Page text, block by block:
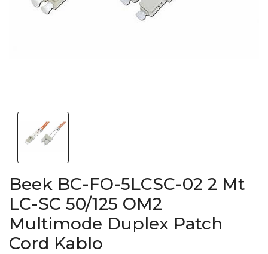
Beek BC-FO-5LCSC-02 2 Mt
LC-SC 50/125 OM2
Multimode Duplex Patch
Cord Kablo